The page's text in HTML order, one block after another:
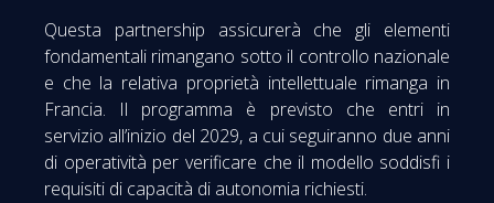
Questa partnership assicurerà che gli elementi
fondamentali rimangano sotto il controllo nazionale
e che la relativa proprietà intellettuale rimanga in
Francia. Il programma è previsto che entri in
servizio all’inizio del 2029, a cui seguiranno due anni
di operatività per verificare che il modello soddisfi i
requisiti di capacità di autonomia richiesti.